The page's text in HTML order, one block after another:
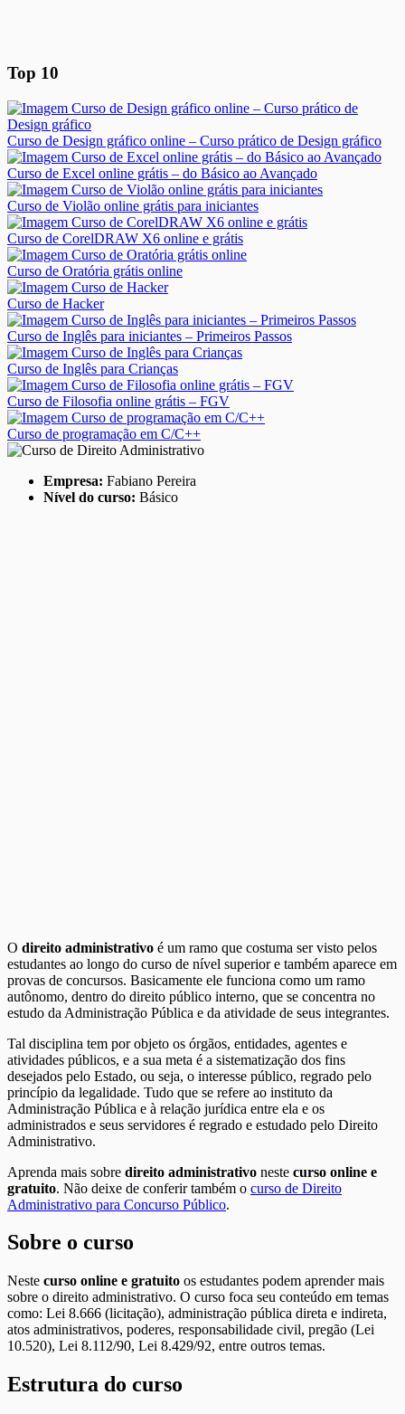
Top 10
Curso de Design gráfico online – Curso prático de Design gráfico
Curso de Excel online grátis – do Básico ao Avançado
Curso de Violão online grátis para iniciantes
Curso de CorelDRAW X6 online e grátis
Curso de Oratória grátis online
Curso de Hacker
Curso de Inglês para iniciantes – Primeiros Passos
Curso de Inglês para Crianças
Curso de Filosofia online grátis – FGV
Curso de programação em C/C++
Empresa: Fabiano Pereira
Nível do curso: Básico
O direito administrativo é um ramo que costuma ser visto pelos
estudantes ao longo do curso de nível superior e também aparece em
provas de concursos. Basicamente ele funciona como um ramo
autônomo, dentro do direito público interno, que se concentra no
estudo da Administração Pública e da atividade de seus integrantes.
Tal disciplina tem por objeto os órgãos, entidades, agentes e
atividades públicos, e a sua meta é a sistematização dos fins
desejados pelo Estado, ou seja, o interesse público, regrado pelo
princípio da legalidade. Tudo que se refere ao instituto da
Administração Pública e à relação jurídica entre ela e os
administrados e seus servidores é regrado e estudado pelo Direito
Administrativo.
Aprenda mais sobre direito administrativo neste curso online e
gratuito. Não deixe de conferir também o curso de Direito
Administrativo para Concurso Público.
Sobre o curso
Neste curso online e gratuito os estudantes podem aprender mais
sobre o direito administrativo. O curso foca seu conteúdo em temas
como: Lei 8.666 (licitação), administração pública direta e indireta,
atos administrativos, poderes, responsabilidade civil, pregão (Lei
10.520), Lei 8.112/90, Lei 8.429/92, entre outros temas.
Estrutura do curso